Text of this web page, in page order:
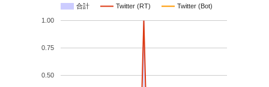
合計 Twitter (RT) Twitter (Bot)
0.50
0.75
1.00